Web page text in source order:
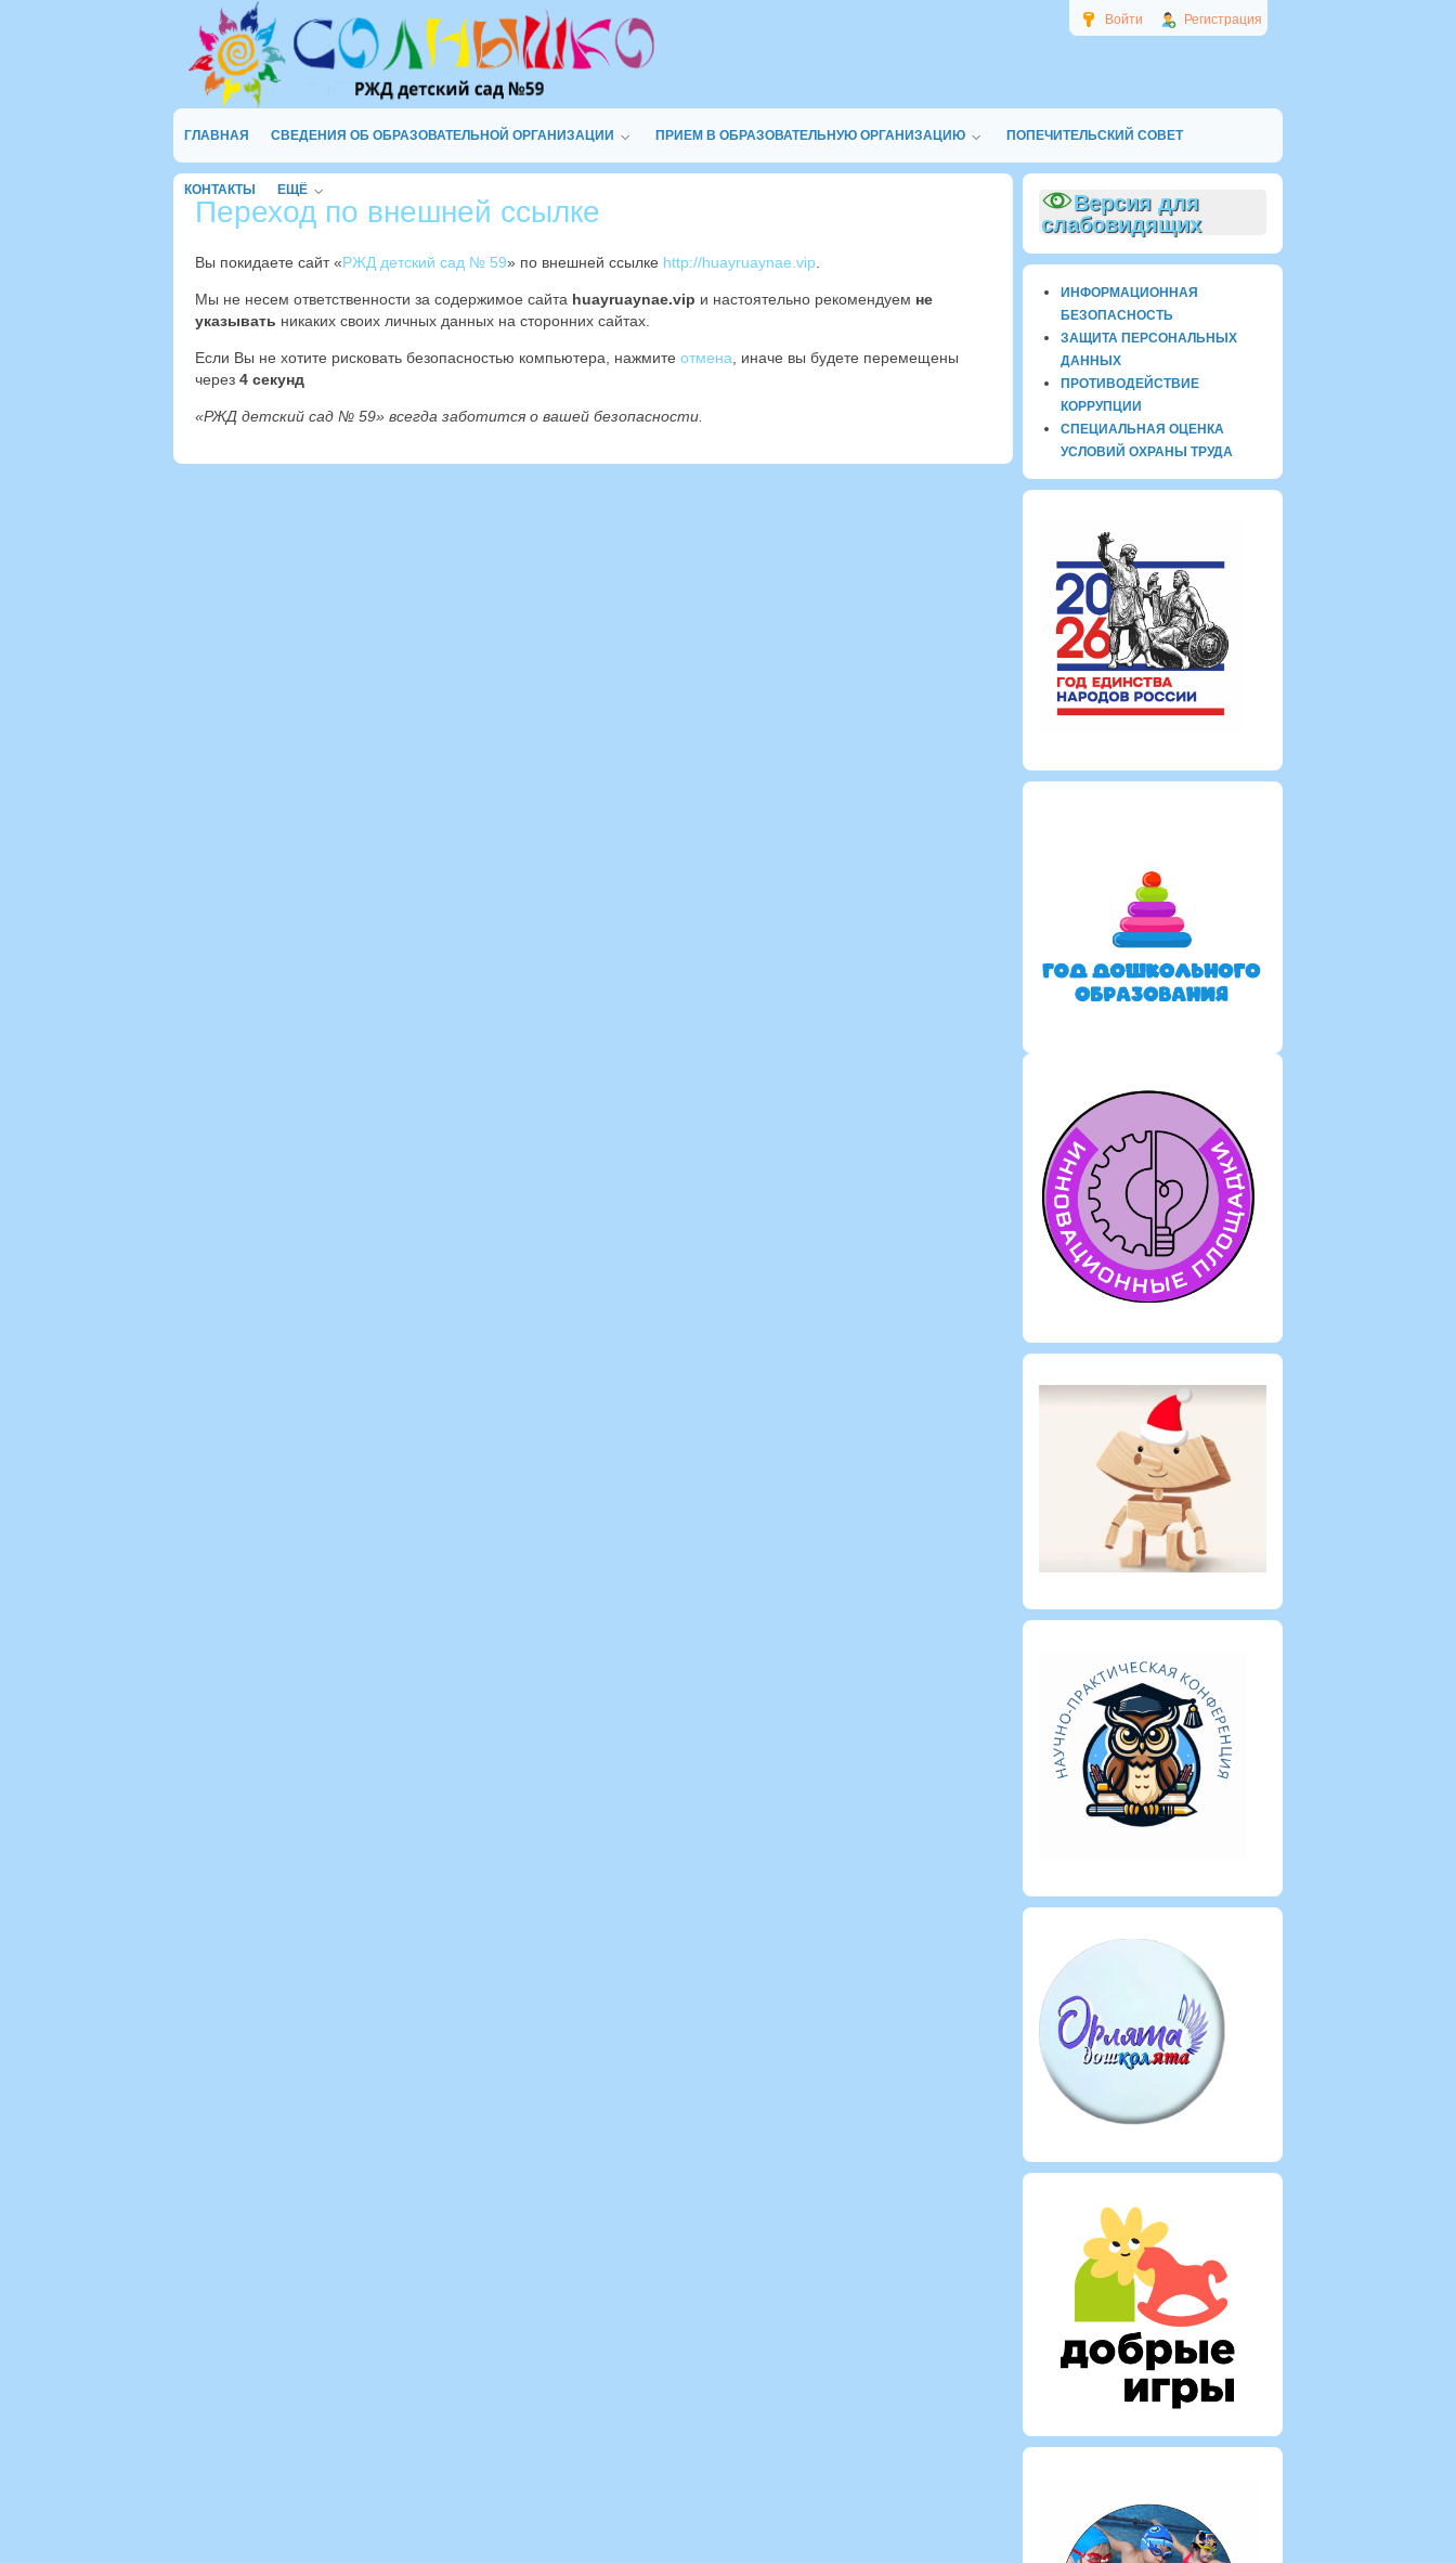
Войти Регистрация
ГЛАВНАЯ СВЕДЕНИЯ ОБ ОБРАЗОВАТЕЛЬНОЙ ОРГАНИЗАЦИИ ПРИЕМ В ОБРАЗОВАТЕЛЬНУЮ ОРГАНИЗАЦИЮ ПОПЕЧИТЕЛЬСКИЙ СОВЕТ
КОНТАКТЫ ЕЩЁ
Переход по внешней ссылке
Вы покидаете сайт «РЖД детский сад № 59» по внешней ссылке http://huayruaynae.vip
Мы не несем ответственности за содержимое сайта huayruaynae.vip и настоятельно рекомендуем не
указывать никаких своих личных данных на сторонних сайтах.
Если Вы не хотите рисковать безопасностью компьютера, нажмите отмена , иначе вы будете перемещены
через 3 секунд
«РЖД детский сад № 59» всегда заботится о вашей безопасности.
Версия для
слабовидящих
ИНФОРМАЦИОННАЯ
БЕЗОПАСНОСТЬ
ЗАЩИТА ПЕРСОНАЛЬНЫХ
ДАННЫХ
ПРОТИВОДЕЙСТВИЕ
КОРРУПЦИИ
СПЕЦИАЛЬНАЯ ОЦЕНКА
УСЛОВИЙ ОХРАНЫ ТРУДА